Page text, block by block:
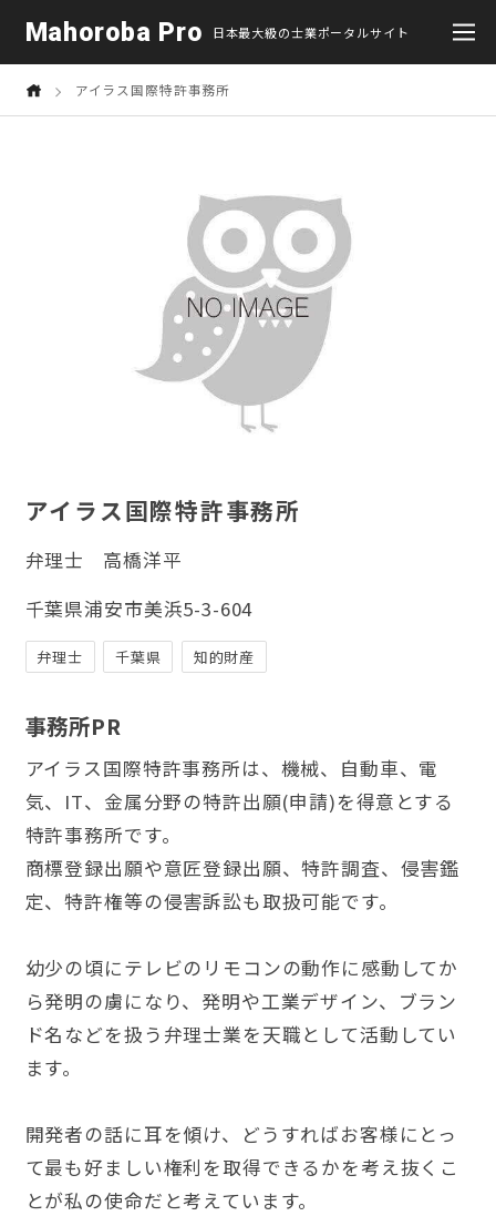
Mahoroba Pro 日本最大級の士業ポータルサイト
アイラス国際特許事務所
アイラス国際特許事務所
弁理士
高橋洋平
千葉県浦安市美浜5-3-604
弁理士 千葉県 知的財産
事務所PR
アイラス国際特許事務所は、機械、自動車、電
気、IT、金属分野の特許出願(申請)を得意とする
特許事務所です。
商標登録出願や意匠登録出願、特許調査、侵害鑑
定、特許権等の侵害訴訟も取扱可能です。
幼少の頃にテレビのリモコンの動作に感動してか
ら発明の虜になり、発明や工業デザイン、ブラン
ド名などを扱う弁理士業を天職として活動してい
ます。
開発者の話に耳を傾け、どうすればお客様にとっ
て最も好ましい権利を取得できるかを考え抜くこ
とが私の使命だと考えています。